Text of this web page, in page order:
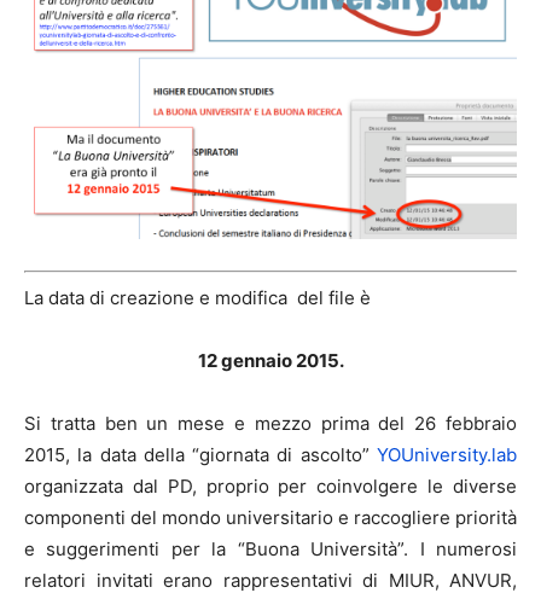
La data di creazione e modifica del file è
12 gennaio 2015.
Si tratta ben un mese e mezzo prima del 26 febbraio
2015, la data della “giornata di ascolto” YOUniversity.lab
organizzata dal PD, proprio per coinvolgere le diverse
componenti del mondo universitario e raccogliere priorità
e suggerimenti per la “Buona Università”. I numerosi
relatori invitati erano rappresentativi di MIUR, ANVUR,